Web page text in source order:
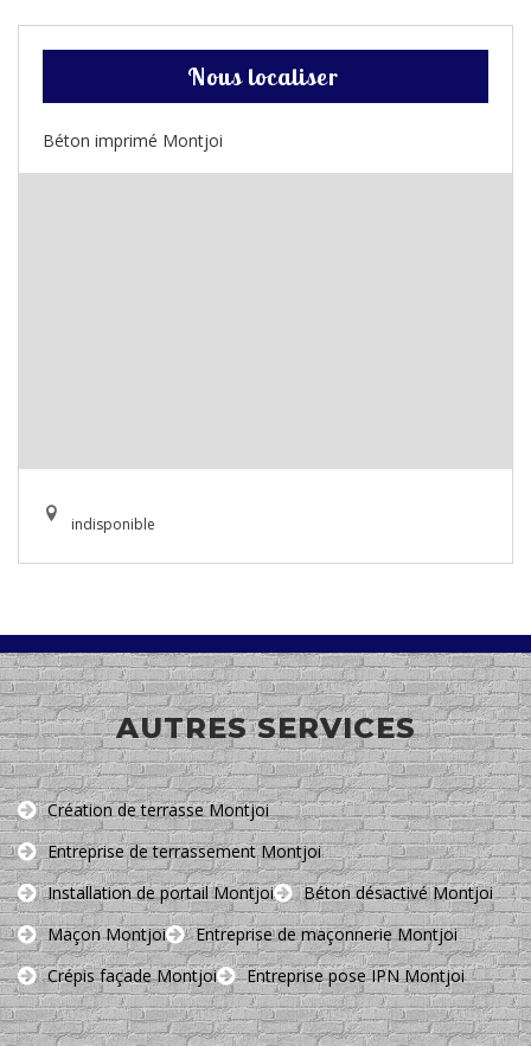
Nous localiser
Béton imprimé Montjoi
indisponible
AUTRES SERVICES
Création de terrasse Montjoi
Entreprise de terrassement Montjoi
Installation de portail Montjoi
Béton désactivé Montjoi
Maçon Montjoi
Entreprise de maçonnerie Montjoi
Crépis façade Montjoi
Entreprise pose IPN Montjoi